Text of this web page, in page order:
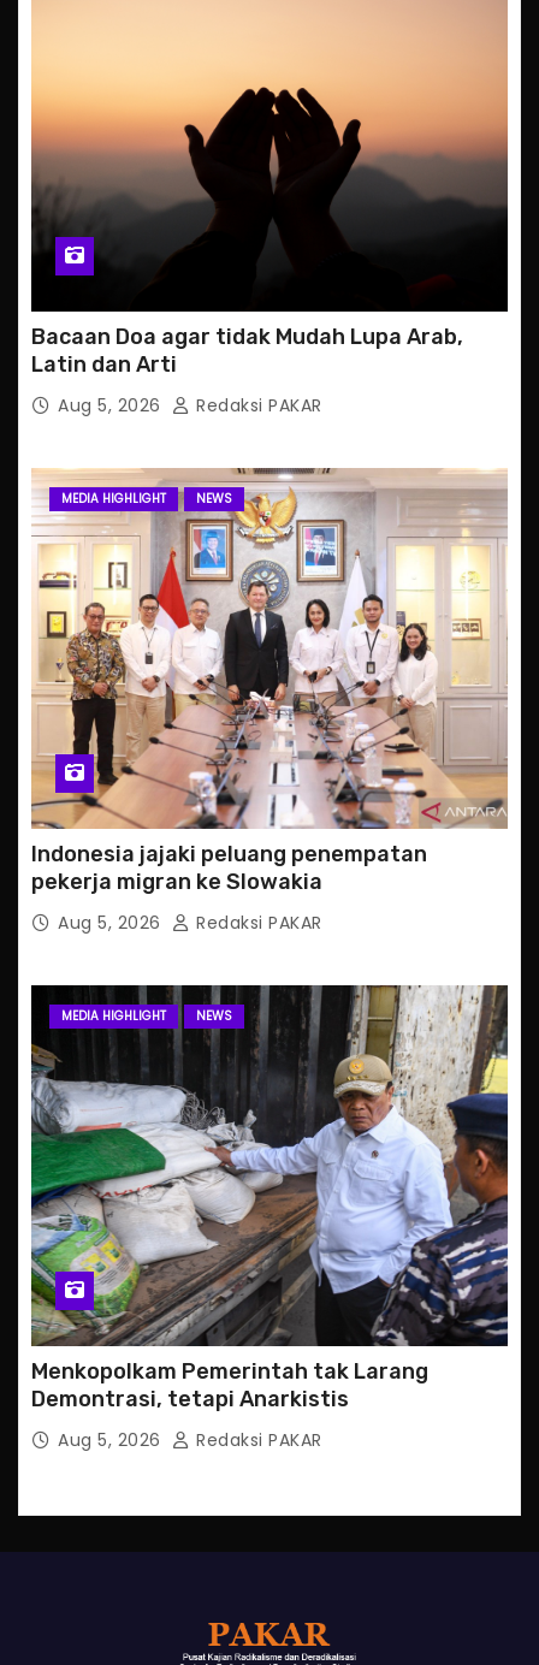
Bacaan Doa agar tidak Mudah Lupa Arab,
Latin dan Arti
Aug 5, 2026 Redaksi PAKAR
MEDIA HIGHLIGHT NEWS
Indonesia jajaki peluang penempatan
pekerja migran ke Slowakia
Aug 5, 2026 Redaksi PAKAR
MEDIA HIGHLIGHT NEWS
Menkopolkam Pemerintah tak Larang
Demontrasi, tetapi Anarkistis
Aug 5, 2026 Redaksi PAKAR